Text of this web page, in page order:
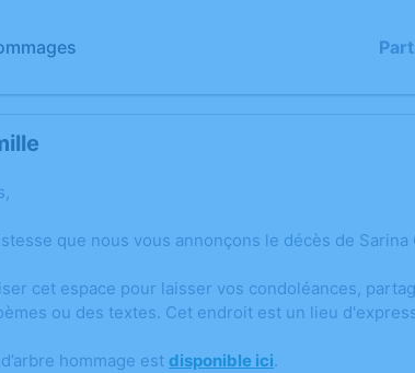
que nous vous annonçons le décès de
cet espace pour laisser vos condoléances,
ou des textes. Cet endroit est un lieu
hommage est disponible ici.